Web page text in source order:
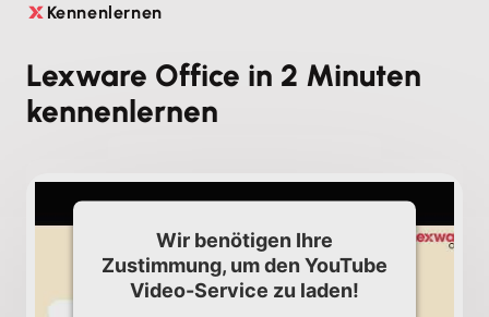
 Kennenlernen
Lexware Office in 2 Minuten
kennenlernen
Wir benötigen Ihre
Zustimmung, um den YouTube
Video-Service zu laden!